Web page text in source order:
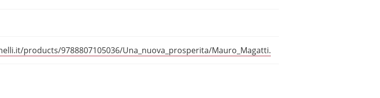
products/9788807105036/Una_nuova_prosperita/Mauro_Magatti.